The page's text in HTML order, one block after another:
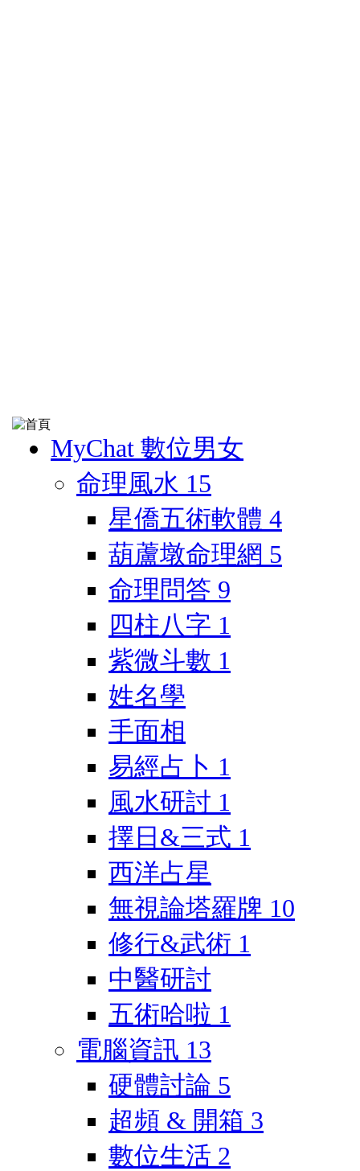
MyChat 數位男女
命理風水 15
星僑五術軟體 4
葫蘆墩命理網 5
命理問答 9
四柱八字 1
紫微斗數 1
姓名學
手面相
易經占卜 1
風水研討 1
擇日&三式 1
西洋占星
無視論塔羅牌 10
修行&武術 1
中醫研討
五術哈啦 1
電腦資訊 13
硬體討論 5
超頻 & 開箱 3
數位生活 2